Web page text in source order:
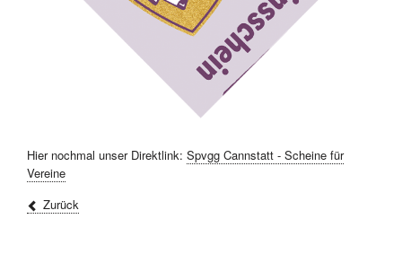
Hier nochmal unser Direktlink: Spvgg Cannstatt - Scheine für
Vereine
Zurück